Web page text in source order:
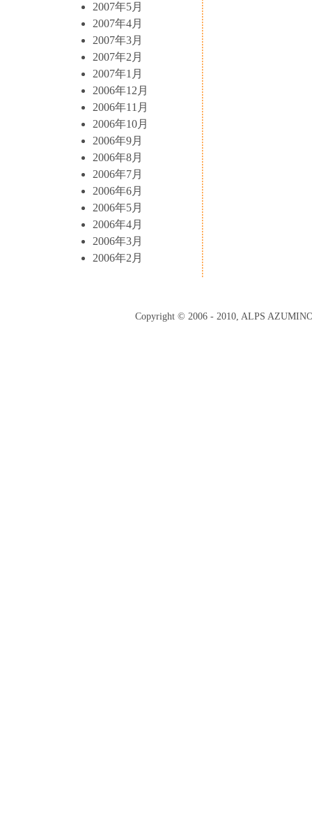
2007年5月
2007年4月
2007年3月
2007年2月
2007年1月
2006年12月
2006年11月
2006年10月
2006年9月
2006年8月
2006年7月
2006年6月
2006年5月
2006年4月
2006年3月
2006年2月
Copyright © 2006 - 2010, ALPS